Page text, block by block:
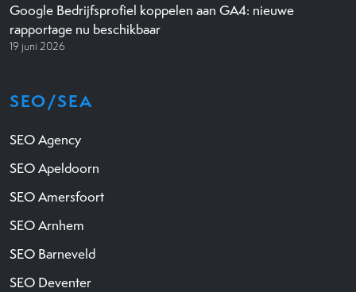
Google Bedrijfsprofiel koppelen aan GA4: nieuwe
rapportage nu beschikbaar
19 juni 2026
SEO/SEA
SEO Agency
SEO Apeldoorn
SEO Amersfoort
SEO Arnhem
SEO Barneveld
SEO Deventer